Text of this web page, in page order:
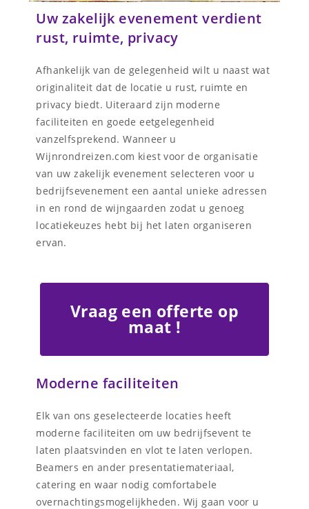
Uw zakelijk evenement verdient
rust, ruimte, privacy
Afhankelijk van de gelegenheid wilt u naast wat
originaliteit dat de locatie u rust, ruimte en
privacy biedt. Uiteraard zijn moderne
faciliteiten en goede eetgelegenheid
vanzelfsprekend. Wanneer u
Wijnrondreizen.com kiest voor de organisatie
van uw zakelijk evenement selecteren voor u
bedrijfsevenement een aantal unieke adressen
in en rond de wijngaarden zodat u genoeg
locatiekeuzes hebt bij het laten organiseren
ervan.
Vraag een offerte op
maat !
Moderne faciliteiten
Elk van ons geselecteerde locaties heeft
moderne faciliteiten om uw bedrijfsevent te
laten plaatsvinden en vlot te laten verlopen.
Beamers en ander presentatiemateriaal,
catering en waar nodig comfortabele
overnachtingsmogelijkheden. Wij gaan voor u